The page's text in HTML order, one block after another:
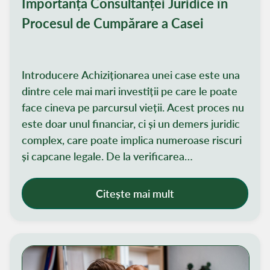
Importanța Consultanței Juridice în
Procesul de Cumpărare a Casei
Introducere Achiziționarea unei case este una
dintre cele mai mari investiții pe care le poate
face cineva pe parcursul vieții. Acest proces nu
este doar unul financiar, ci și un demers juridic
complex, care poate implica numeroase riscuri
și capcane legale. De la verificarea
imobilul respectă toate normele legale, până la
negocierea clauzelor contractuale, fiecare
platforme specializate, precum Paltinul.ro, aduc
Citește mai mult